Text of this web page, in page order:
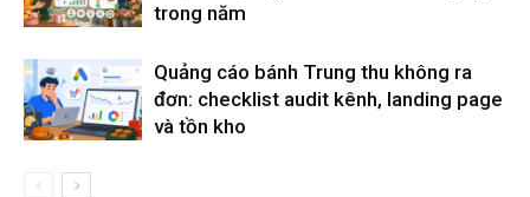
trong năm
Quảng cáo bánh Trung thu không ra
đơn: checklist audit kênh, landing page
và tồn kho